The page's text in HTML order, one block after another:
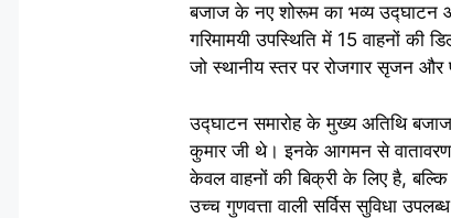
बजाज के नए शोरूम का भव्य उद्घाटन
गरिमामयी उपस्थिति में 15 वाहनों की
जो स्थानीय स्तर पर रोजगार सृजन और
उद्घाटन समारोह के मुख्य अतिथि
कुमार जी थे। इनके आगमन से वातावरण
केवल वाहनों की बिक्री के लिए है,
उच्च गुणवत्ता वाली सर्विस सुविधा